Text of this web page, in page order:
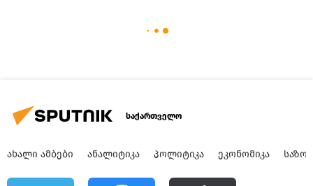
საქართველო
ᲐᲮᲐᲚᲘ ᲐᲛᲑᲔᲑᲘ ᲐᲜᲐᲚᲘᲢᲘᲙᲐ ᲞᲝᲚᲘᲢᲘᲙᲐ ᲔᲙᲝᲜᲝᲛᲘᲙᲐ